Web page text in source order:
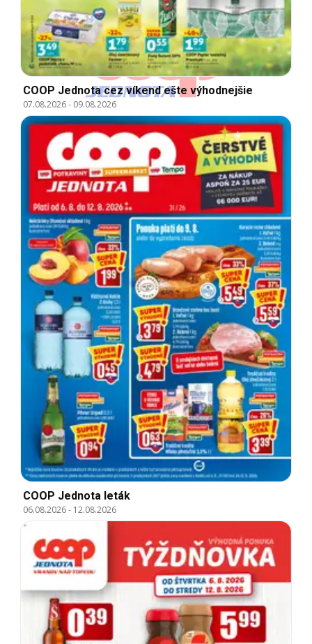
COOP Jednota cez víkend ešte výhodnejšie
07.08.2026- 09.08.2026
COOP Jednota leták
06.08.2026- 12.08.2026